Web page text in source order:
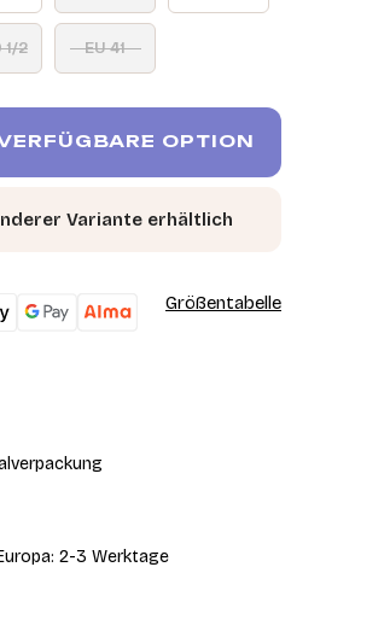
1/2 EU 41
OPTION
Variante erhältlich
Größentabelle
2-3 Werktage